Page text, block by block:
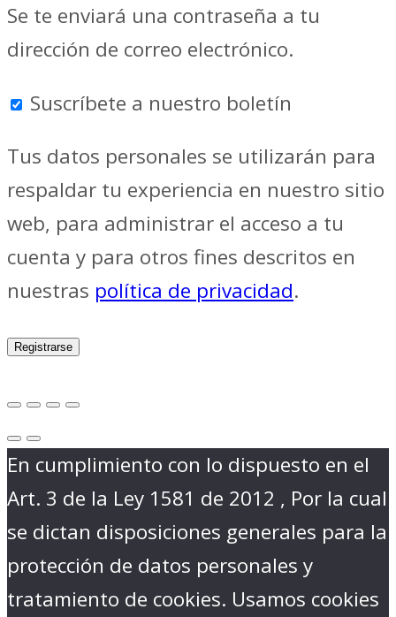
Se te enviará una contraseña a tu
dirección de correo electrónico.
Suscríbete a nuestro boletín
Tus datos personales se utilizarán para
respaldar tu experiencia en nuestro sitio
web, para administrar el acceso a tu
cuenta y para otros fines descritos en
nuestras política de privacidad.
Registrarse
En cumplimiento con lo dispuesto en el
Art. 3 de la Ley 1581 de 2012 , Por la cual
se dictan disposiciones generales para la
protección de datos personales y
tratamiento de cookies. Usamos cookies